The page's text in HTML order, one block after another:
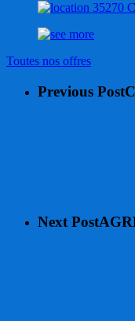
35270
Toutes nos offres
Previous Post
Next Post